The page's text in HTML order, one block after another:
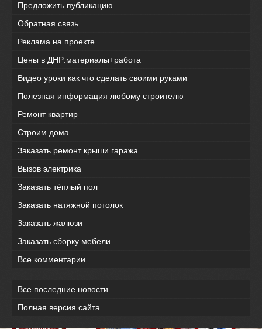
Предложить публикацию
Обратная связь
Реклама на проекте
Цены в ДНР:материалы+работа
Видео уроки как что сделать своими руками
Полезная информация любому строителю
Ремонт квартир
Строим дома
Заказать ремонт крыши гаража
Вызов электрика
Заказать тёплый пол
Заказать натяжной потолок
Заказать жалюзи
Заказать сборку мебели
Все комментарии
Все последние новости
Полная версия сайта